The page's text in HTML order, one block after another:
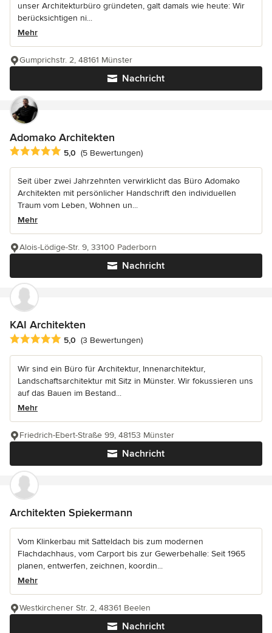
unser Architekturbüro gründeten, galt damals wie heute: Wir
berücksichtigen ni...
Mehr
Nachricht
Gumprichstr. 2, 48161 Münster
Adomako Architekten
Durchschnittliche Bewertung: 5 von 5 Sternen
5,0 (5 Bewertungen)
Seit über zwei Jahrzehnten verwirklicht das Büro Adomako
Architekten mit persönlicher Handschrift den individuellen
Traum vom Leben, Wohnen un...
Mehr
Nachricht
Alois-Lödige-Str. 9, 33100 Paderborn
KAI Architekten
Durchschnittliche Bewertung: 5 von 5 Sternen
5,0 (3 Bewertungen)
Wir sind ein Büro für Architektur, Innenarchitektur,
Landschaftsarchitektur mit Sitz in Münster. Wir fokussieren uns
auf das Bauen im Bestand...
Mehr
Nachricht
Friedrich-Ebert-Straße 99, 48153 Münster
Architekten Spiekermann
Vom Klinkerbau mit Satteldach bis zum modernen
Flachdachhaus, vom Carport bis zur Gewerbehalle: Seit 1965
planen, entwerfen, zeichnen, koordin...
Mehr
Nachricht
Westkirchener Str. 2, 48361 Beelen